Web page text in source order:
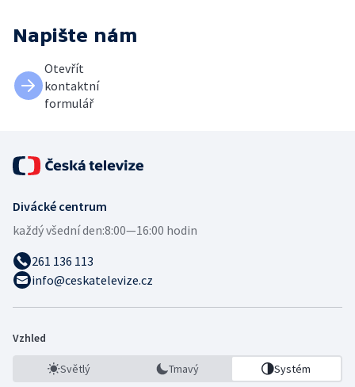
Napište nám
Otevřít
kontaktní
formulář
Divácké centrum
každý všední den:8:00—16:00 hodin
261 136 113
info@ceskatelevize.cz
Vzhled
Světlý Tmavý Systém